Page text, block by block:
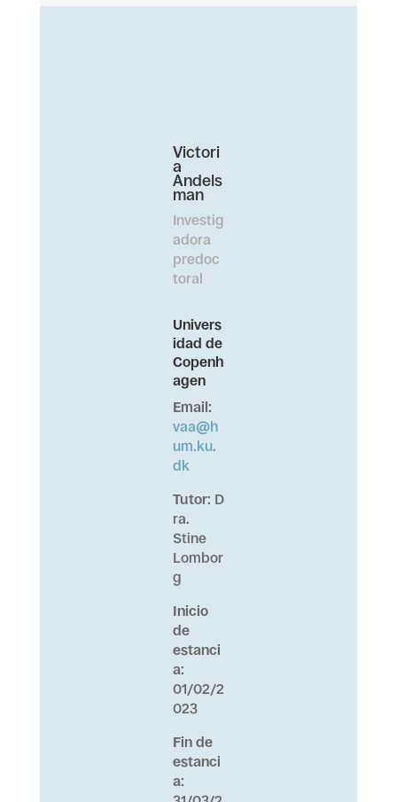
Victori
a
Andels
man
Investig
adora
predoc
toral
Univers
idad de
Copenh
agen
Email:
vaa@h
um.ku.
dk
Tutor: D
ra.
Stine
Lombor
g
Inicio
de
estanci
a:
01/02/2
023
Fin de
estanci
a: